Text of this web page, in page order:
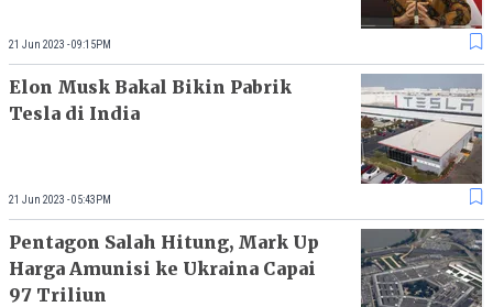
21 Jun 2023 - 09:15PM
Elon Musk Bakal Bikin Pabrik
Tesla di India
21 Jun 2023 - 05:43PM
Pentagon Salah Hitung, Mark Up
Harga Amunisi ke Ukraina Capai
97 Triliun